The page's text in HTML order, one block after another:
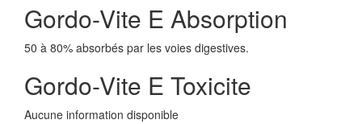
Gordo-Vite E Absorption
50 à 80% absorbés par les voies digestives.
Gordo-Vite E Toxicite
Aucune information disponible